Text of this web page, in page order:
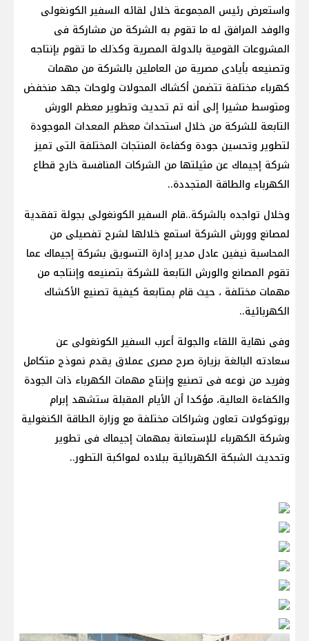
واستعرض رئيس المجموعة خلال لقائه السفير الكونغولى
والوفد المرافق له ما تقوم به الشركة من مشاركة فى
المشروعات القومية بالدولة المصرية وكذلك ما تقوم بإنتاجه
وتصنيعه بأيادى مصرية من العاملين بالشركة من مهمات
كهرباء مختلفة تتضمن أكشاك المحولات ولوحات جهد منخفض
ومتوسط مشيرا إلى أنه تم تحديث وتطوير معظم الورش
التابعة للشركة من خلال استحداث معظم المعدات الموجودة
لتطوير وتحسين جودة وكفاءة المنتجات المختلفة التى تميز
شركة إجيماك عن مثيلتها من الشركات المنافسة خارج قطاع
الكهرباء والطاقة المتجددة..
وخلال تواجده بالشركة..قام السفير الكونغولى بجولة تفقدية
لمصانع وورش الشركة استمع خلالها لشرح تفصيلى من
المحاسبة نيفين عادل مدير إدارة التسويق بشركة إجيماك عما
تقوم المصانع والورش التابعة للشركة بتصنيعه وإنتاجه من
مهمات مختلفة ، حيث قام بمتابعة كيفية تصنيع الأكشاك
الكهربائية..
وفى نهاية اللقاء والجولة أعرب السفير الكونغولى عن
سعادته البالغة بزيارة صرح مصرى عملاق يقدم نموذج متكامل
وفريد من نوعه فى تصنيع وإنتاج مهمات الكهرباء ذات الجودة
والكفاءة العالية، مؤكدا أن الأيام المقبلة ستشهد إبرام
بروتوكولات تعاون وشراكات مختلفة مع وزارة الطاقة الكنغولية
وشركة الكهرباء للإستعانة بمهمات إجيماك فى تطوير
وتحديث الشبكة الكهربائية ببلاده لمواكبة التطور..